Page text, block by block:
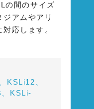
の間のサイズ
アムやアリ
応します。
KSLi12、
KSLi-